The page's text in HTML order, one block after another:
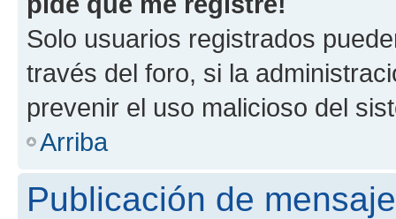
Solo usuarios registrados
través del foro, si la
prevenir el uso malicioso del
Arriba
Publicación de